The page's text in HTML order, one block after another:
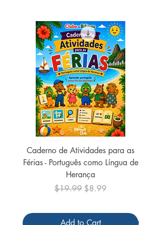
Caderno de Atividades para as
Férias - Português como Língua de
Herança
Regular Price
$19.99 Sale Price
$8.99
Add to Cart